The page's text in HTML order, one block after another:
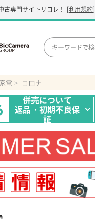
古専門サイト リコレ！ [利用規約]
電 コロナ
併売について
返品・初期不良保
証